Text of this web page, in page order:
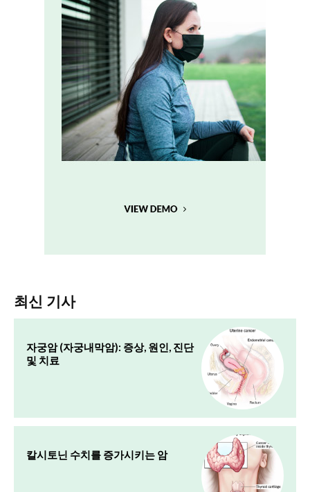
최신 기사
자궁암 (자궁내막암): 증상, 원인, 진단
및 치료
칼시토닌 수치를 증가시키는 암